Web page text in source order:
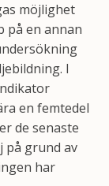
möjlighet
på en annan
I
en femtedel
de senaste
på grund av
har